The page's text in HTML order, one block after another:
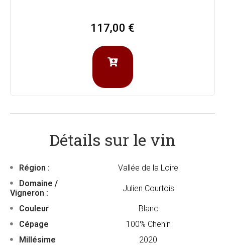
117,00 €
Détails sur le vin
Région :
Vallée de la Loire
Domaine /
Vigneron :
Julien Courtois
Couleur
Blanc
Cépage
100% Chenin
Millésime
2020